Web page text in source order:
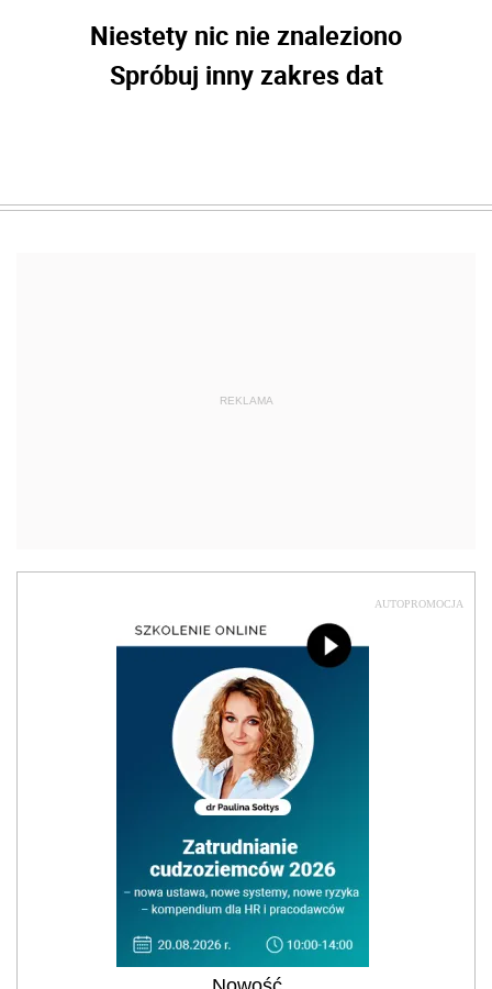
Niestety nic nie znaleziono
Spróbuj inny zakres dat
REKLAMA
AUTOPROMOCJA